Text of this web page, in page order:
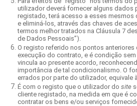
utilizador deverá fornecer alguns dados
registado, terá acesso a esses
e eliminá-los, através das chaves de
termos melhor tratados na Cláusula 7
de Dados Pessoais”).
O registo referido nos pontos anteriores
execução do contrato, e é condição
vincula ao presente acordo,
importância de tal condicionalismo. O
errados por parte do utilizador, equivale
É com o registo que o utilizador do site
cliente registado, na medida em que é
contratar os bens e/ou serviços